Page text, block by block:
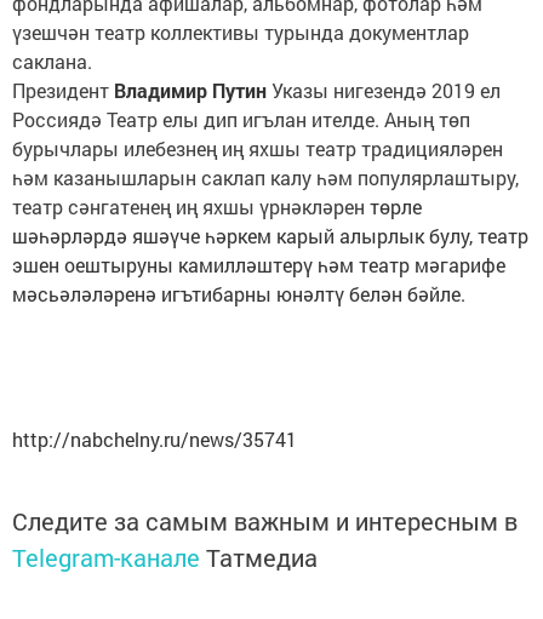
үзешчән театр коллективы турында документлар
саклана.
Президент Владимир ПутинУказы нигезендә 2019 ел
Россиядә Театр елы дип игълан ителде. Аның төп
бурычлары илебезнең иң яхшы театр традицияләрен
һәм казанышларын саклап калу һәм популярлаштыру,
театр сәнгатенең иң яхшы үрнәкләрен төрле
шәһәрләрдә яшәүче һәркем карый алырлык булу, театр
эшен оештыруны камилләштерү һәм театр мәгарифе
мәсьәләләренә игътибарны юнәлтү белән бәйле.
http://nabchelny.ru/news/35741
Следите за самым важным и интересным в
Telegram-канале Татмедиа